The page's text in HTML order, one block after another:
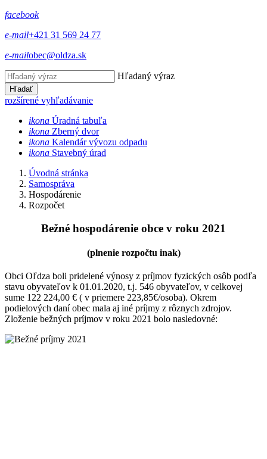
facebook
e-mail+421 31 569 24 77
e-mailobec@oldza.sk
Hľadaný výraz
Hľadať
rozšírené vyhľadávanie
ikona Úradná tabuľa
ikona Zberný dvor
ikona Kalendár vývozu odpadu
ikona Stavebný úrad
Úvodná stránka
Samospráva
Hospodárenie
Rozpočet
Bežné hospodárenie obce v roku 2021
(plnenie rozpočtu inak)
Obci Oľdza boli pridelené výnosy z príjmov fyzických osôb podľa
stavu obyvateľov k 01.01.2020, t.j. 546 obyvateľov, v celkovej
sume 122 224,00 € ( v priemere 223,85€/osoba). Okrem
podielových daní obec mala aj iné príjmy z rôznych zdrojov.
Zloženie bežných príjmov v roku 2021 bolo nasledovné: